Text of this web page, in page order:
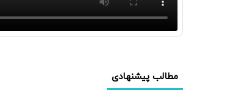
مطالب پیشنهادی